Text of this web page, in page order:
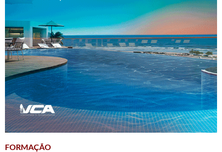
FORMAÇÃO